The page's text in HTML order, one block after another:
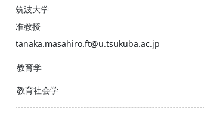
筑波大学
准教授
tanaka.masahiro.ft@u.tsukuba.ac.jp
教育学
教育社会学